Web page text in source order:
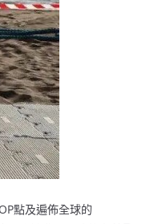
點及遍佈全球的